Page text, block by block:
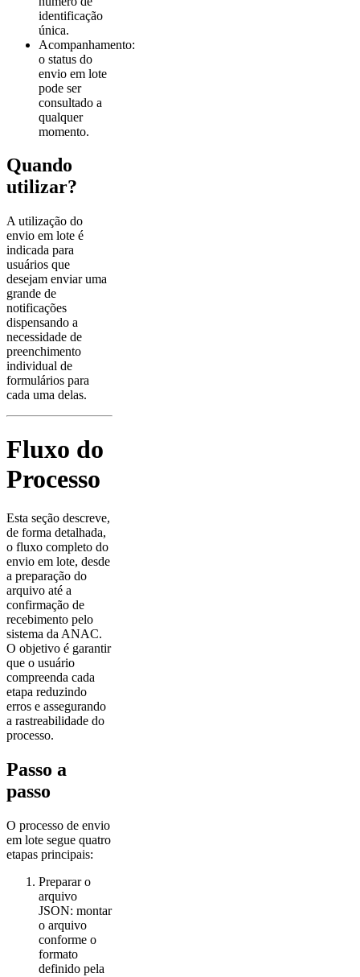
identificação
única.
Acompanhamento:
o status do
envio em lote
pode ser
consultado a
qualquer
momento.
Quando
utilizar?
A utilização do
envio em lote é
indicada para
usuários que
desejam enviar uma
grande de
notificações
dispensando a
necessidade de
preenchimento
individual de
formulários para
cada uma delas.
Fluxo do
Processo
Esta seção descreve,
de forma detalhada,
o fluxo completo do
envio em lote, desde
a preparação do
arquivo até a
confirmação de
recebimento pelo
sistema da ANAC.
O objetivo é garantir
que o usuário
compreenda cada
etapa reduzindo
erros e assegurando
a rastreabilidade do
processo.
Passo a
passo
O processo de envio
em lote segue quatro
etapas principais:
Preparar o
arquivo
JSON: montar
o arquivo
conforme o
formato
definido pela